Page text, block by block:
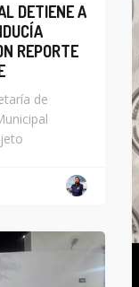
DETIENE A
REPORTE
de